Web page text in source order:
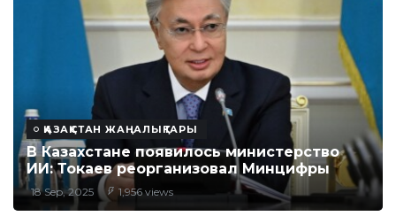
ҚАЗАҚСТАН ЖАҢАЛЫҚТАРЫ
В Казахстане появилось министерство
ИИ: Токаев реорганизовал Минцифры
18 Sep, 2025 1,956 views